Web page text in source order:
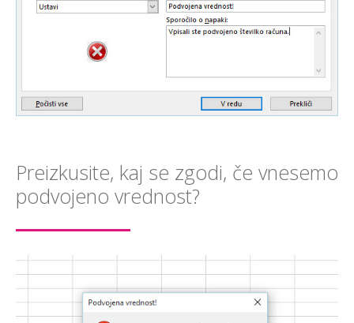
Preizkusite, kaj se zgodi, če vnesemo
podvojeno vrednost?